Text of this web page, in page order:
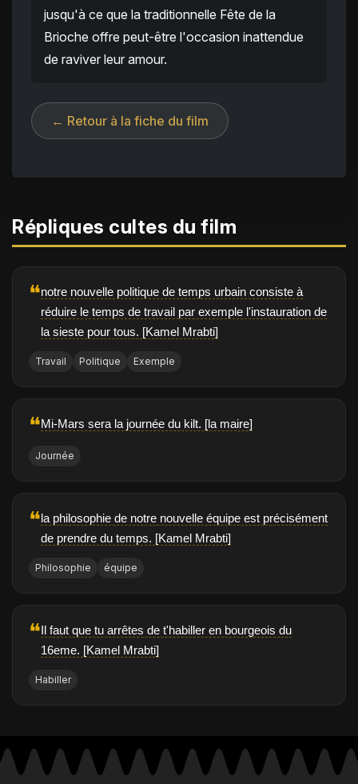
jusqu'à ce que la traditionnelle Fête de la
Brioche offre peut-être l'occasion inattendue
de raviver leur amour.
← Retour à la fiche du film
Répliques cultes du film
❝notre nouvelle politique de temps urbain consiste à
réduire le temps de travail par exemple l'instauration de
la sieste pour tous. [Kamel Mrabti]
Travail Politique Exemple
❝Mi-Mars sera la journée du kilt. [la maire]
Journée
❝la philosophie de notre nouvelle équipe est précisément
de prendre du temps. [Kamel Mrabti]
Philosophie équipe
❝Il faut que tu arrêtes de t'habiller en bourgeois du
16eme. [Kamel Mrabti]
Habiller